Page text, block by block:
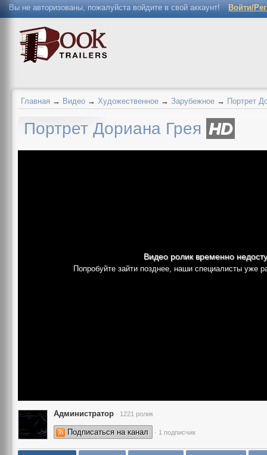
Вы не авторизованы, пожалуйста войдите в свой аккаунт! Войти/
Главная → Видео → Художественное → Зарубежное → Портрет
Портрет Дориана Грея HD
Видео ролик временно
Попробуйте зайти позднее, наши специалисты уже
Администратор · 1221 ролик
Подписаться на канал · 1 подписчик